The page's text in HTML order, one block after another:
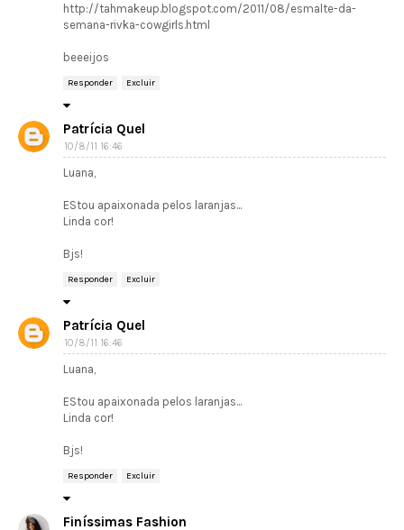
http://tahmakeup.blogspot.com/2011/08/esmalte-da-
semana-rivka-cowgirls.html
beeeijos
Responder Excluir
Patrícia Quel
10/8/11 16:46
Luana,
EStou apaixonada pelos laranjas...
Linda cor!
Bjs!
Responder Excluir
Patrícia Quel
10/8/11 16:46
Luana,
EStou apaixonada pelos laranjas...
Linda cor!
Bjs!
Responder Excluir
Finíssimas Fashion